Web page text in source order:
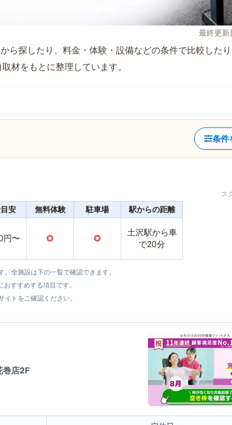
最終更
ら探したり、料金・体験・設備などの条件で比較した
材をもとに整理しています。
条件
ス
安 無料体験 駐車場 駅からの距離
円〜 ○ ○
土沢駅から車
で20分
全施設は下の一覧で確認できます。
すすめする項目です。
トをご確認ください。
巻店2F